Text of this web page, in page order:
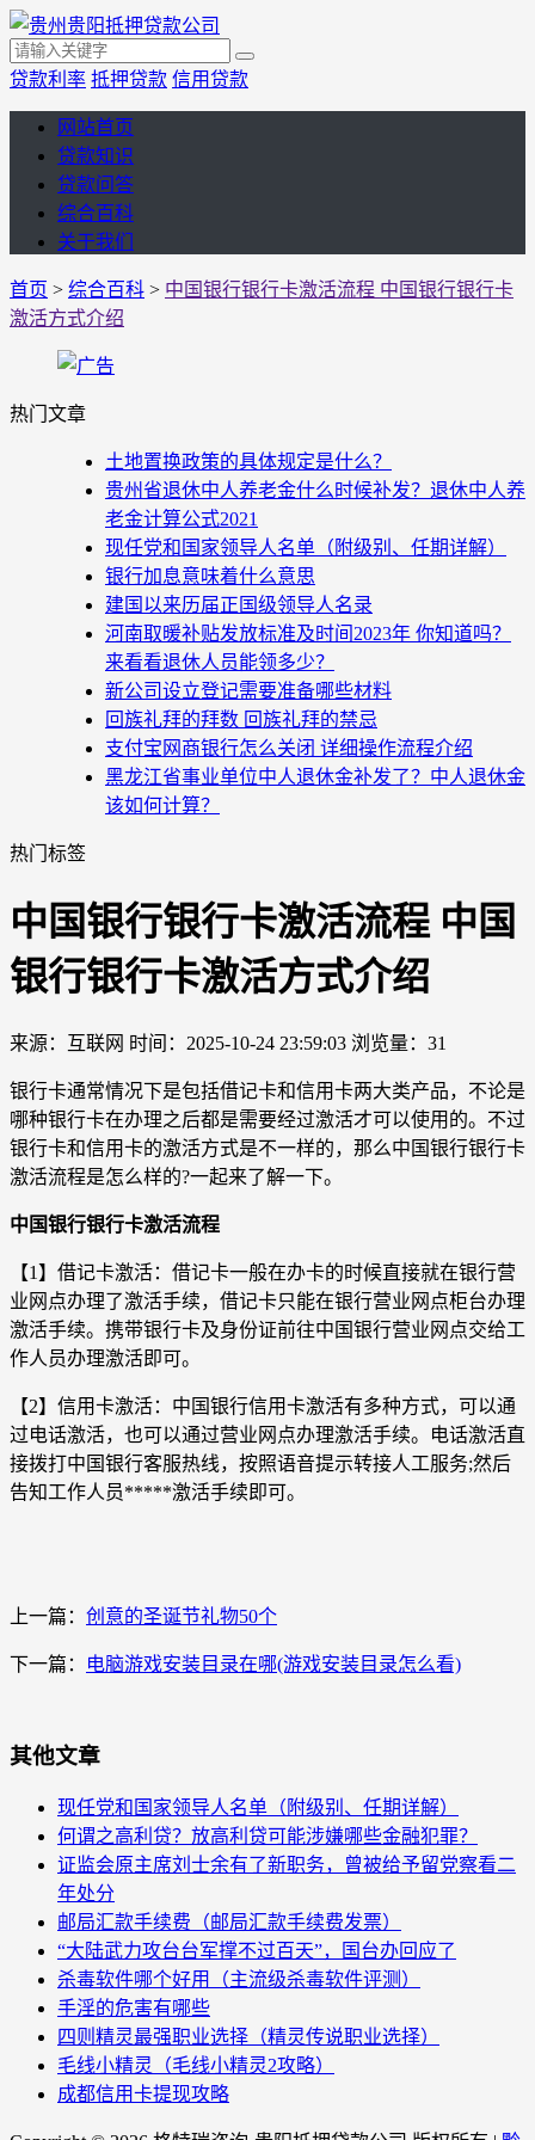
贷款利率 抵押贷款 信用贷款
网站首页
贷款知识
贷款问答
综合百科
关于我们
首页 > 综合百科 > 中国银行银行卡激活流程 中国银行银行卡
激活方式介绍
热门文章
土地置换政策的具体规定是什么？
贵州省退休中人养老金什么时候补发？退休中人养
老金计算公式2021
现任党和国家领导人名单（附级别、任期详解）
银行加息意味着什么意思
建国以来历届正国级领导人名录
河南取暖补贴发放标准及时间2023年 你知道吗？
来看看退休人员能领多少？
新公司设立登记需要准备哪些材料
回族礼拜的拜数 回族礼拜的禁忌
支付宝网商银行怎么关闭 详细操作流程介绍
黑龙江省事业单位中人退休金补发了？中人退休金
该如何计算？
热门标签
中国银行银行卡激活流程 中国
银行银行卡激活方式介绍
来源：互联网 时间：2025-10-24 23:59:03 浏览量：31
银行卡通常情况下是包括借记卡和信用卡两大类产品，不论是
哪种银行卡在办理之后都是需要经过激活才可以使用的。不过
银行卡和信用卡的激活方式是不一样的，那么中国银行银行卡
激活流程是怎么样的?一起来了解一下。
中国银行银行卡激活流程
【1】借记卡激活：借记卡一般在办卡的时候直接就在银行营
业网点办理了激活手续，借记卡只能在银行营业网点柜台办理
激活手续。携带银行卡及身份证前往中国银行营业网点交给工
作人员办理激活即可。
【2】信用卡激活：中国银行信用卡激活有多种方式，可以通
过电话激活，也可以通过营业网点办理激活手续。电话激活直
接拨打中国银行客服热线，按照语音提示转接人工服务;然后
告知工作人员*****激活手续即可。
上一篇： 创意的圣诞节礼物50个
下一篇： 电脑游戏安装目录在哪(游戏安装目录怎么看)
其他文章
现任党和国家领导人名单（附级别、任期详解）
何谓之高利贷？放高利贷可能涉嫌哪些金融犯罪？
证监会原主席刘士余有了新职务，曾被给予留党察看二
年处分
邮局汇款手续费（邮局汇款手续费发票）
“大陆武力攻台台军撑不过百天”，国台办回应了
杀毒软件哪个好用（主流级杀毒软件评测）
手淫的危害有哪些
四则精灵最强职业选择（精灵传说职业选择）
毛线小精灵（毛线小精灵2攻略）
成都信用卡提现攻略